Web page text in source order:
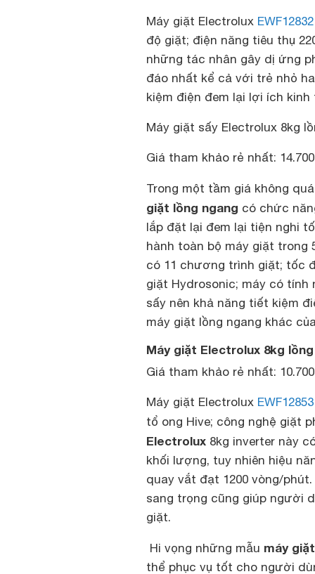
Máy giặt Electrolux EWF12832
độ giặt; điện năng tiêu thụ
những tác nhân gây dị ứng
đáo nhất kể cả với trẻ nhỏ
kiệm điện đem lại lợi ích
Máy giặt sấy Electrolux 8kg
Giá tham khảo rẻ nhất:
Trong một tầm giá không
giặt lồng ngang có chức
lắp đặt lại đem lại tiện nghi
hành toàn bộ máy giặt trong
có 11 chương trình giặt; tốc
giặt Hydrosonic; máy có tính
sấy nên khả năng tiết kiệm
máy giặt lồng ngang khác
Máy giặt Electrolux 8kg
Giá tham khảo rẻ nhất:
Máy giặt Electrolux EWF12853
tổ ong Hive; công nghệ giặt
Electrolux 8kg inverter này
khối lượng, tuy nhiên hiệu
quay vắt đạt 1200 vòng/
sang trọng cũng giúp người
giặt.
Hi vọng những mẫu máy
thể phục vụ tốt cho người